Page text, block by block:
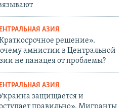
АЗИЯ
решение».
амнистии в Центральной
не панацея от проблемы?
АЗИЯ
защищается и